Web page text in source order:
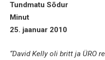
Tundmatu Sõdur
Minut
25. jaanuar 2010
“David Kelly oli britt ja ÜRO